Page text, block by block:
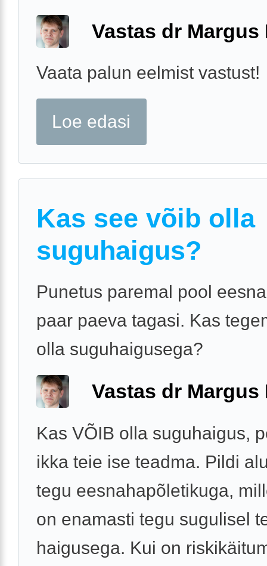
Vastas dr Margus
Vaata palun eelmist vastust!
Loe edasi
Kas see võib olla
suguhaigus?
Punetus paremal pool
paar paeva tagasi. Kas
olla suguhaigusega?
Vastas dr Margus
Kas VÕIB olla suguhaigus,
ikka teie ise teadma. Pildi
tegu eesnahapõletikuga,
on enamasti tegu sugulisel
haigusega. Kui on